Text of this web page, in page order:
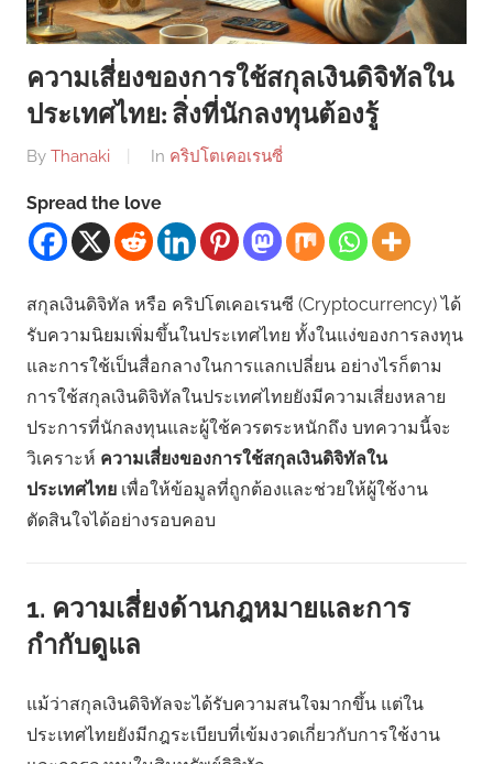
ความเสี่ยงของการใช้สกุลเงินดิจิทัลใน
ประเทศไทย: สิ่งที่นักลงทุนต้องรู้
By Thanaki In คริปโตเคอเรนซี่
Spread the love
สกุลเงินดิจิทัล หรือ คริปโตเคอเรนซี (Cryptocurrency) ได้
รับความนิยมเพิ่มขึ้นในประเทศไทย ทั้งในแง่ของการลงทุน
และการใช้เป็นสื่อกลางในการแลกเปลี่ยน อย่างไรก็ตาม
การใช้สกุลเงินดิจิทัลในประเทศไทยยังมีความเสี่ยงหลาย
ประการที่นักลงทุนและผู้ใช้ควรตระหนักถึง บทความนี้จะ
วิเคราะห์ ความเสี่ยงของการใช้สกุลเงินดิจิทัลใน
ประเทศไทย เพื่อให้ข้อมูลที่ถูกต้องและช่วยให้ผู้ใช้งาน
ตัดสินใจได้อย่างรอบคอบ
1. ความเสี่ยงด้านกฎหมายและการ
กำกับดูแล
แม้ว่าสกุลเงินดิจิทัลจะได้รับความสนใจมากขึ้น แต่ใน
ประเทศไทยยังมีกฎระเบียบที่เข้มงวดเกี่ยวกับการใช้งาน